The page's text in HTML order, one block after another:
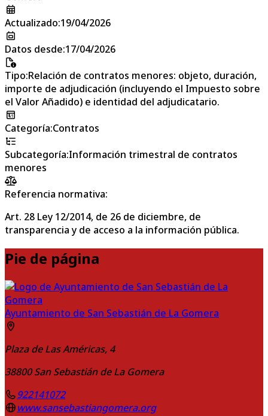
Actualizado:19/04/2026
Datos desde:17/04/2026
Tipo:Relación de contratos menores: objeto, duración,
importe de adjudicación (incluyendo el Impuesto sobre
el Valor Añadido) e identidad del adjudicatario.
Categoría:Contratos
Subcategoría:Información trimestral de contratos
menores
Referencia normativa:
Art. 28 Ley 12/2014, de 26 de diciembre, de
transparencia y de acceso a la información pública.
Pie de página
Ayuntamiento de San Sebastián de La Gomera
Plaza de Las Américas, 4
38800 San Sebastián de La Gomera
922141072
www.sansebastiangomera.org